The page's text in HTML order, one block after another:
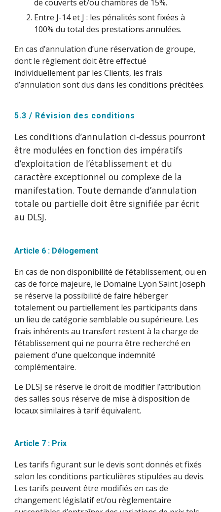
de couverts et/ou chambres de 15%.
Entre J-14 et J : les pénalités sont fixées à
100% du total des prestations annulées.
En cas d’annulation d’une réservation de groupe,
dont le règlement doit être effectué
individuellement par les Clients, les frais
d’annulation sont dus dans les conditions précitées.
5.3 / Révision des conditions
Les conditions d’annulation ci-dessus pourront
être modulées en fonction des impératifs
d’exploitation de l’établissement et du
caractère exceptionnel ou complexe de la
manifestation. Toute demande d’annulation
totale ou partielle doit être signifiée par écrit
au DLSJ.
Article 6 : Délogement
En cas de non disponibilité de l’établissement, ou en
cas de force majeure, le Domaine Lyon Saint Joseph
se réserve la possibilité de faire héberger
totalement ou partiellement les participants dans
un lieu de catégorie semblable ou supérieure. Les
frais inhérents au transfert restent à la charge de
l’établissement qui ne pourra être recherché en
paiement d’une quelconque indemnité
complémentaire.
Le DLSJ se réserve le droit de modifier l’attribution
des salles sous réserve de mise à disposition de
locaux similaires à tarif équivalent.
Article 7 : Prix
Les tarifs figurant sur le devis sont donnés et fixés
selon les conditions particulières stipulées au devis.
Les tarifs peuvent être modifiés en cas de
changement législatif et/ou règlementaire